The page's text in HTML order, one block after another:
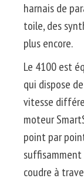
harnais de
toile, des
plus encore.
Le 4100 est
qui dispose
vitesse
moteur
point par
coudre à